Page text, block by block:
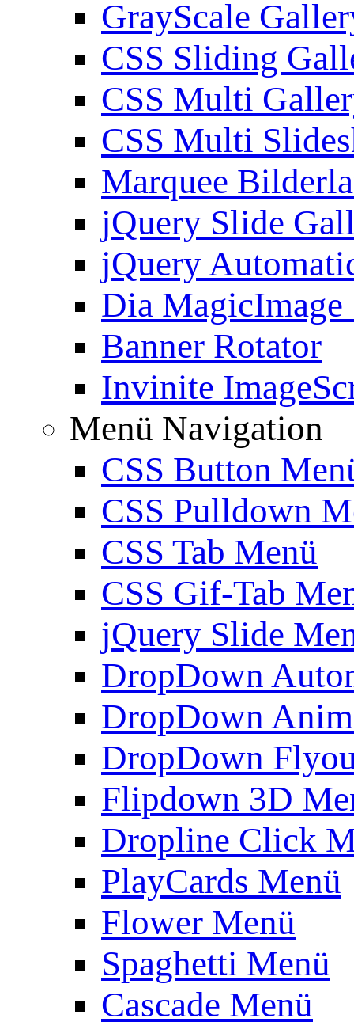
GrayScale
CSS Sliding
CSS Multi
CSS Multi
Marquee
jQuery Slide
jQuery
Dia MagicImage
Banner Rotator
Invinite
Menü Navigation
CSS Button
CSS Pulldown
CSS Tab Menü
CSS Gif-Tab
jQuery Slide
DropDown
DropDown
DropDown
Flipdown 3D
Dropline Click
PlayCards Menü
Flower Menü
Spaghetti Menü
Cascade Menü